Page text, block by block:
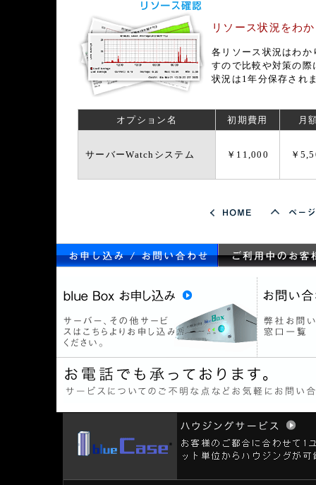
リソース状況をわ
各リソース状況はわ
すので比較や対策の
状況は1年分保存され
オプション名 初期費用 月
サーバーWatchシステム ￥11,000 ￥